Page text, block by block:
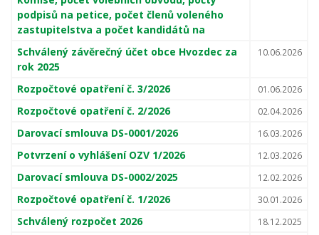
podpisů na petice, počet členů voleného
zastupitelstva a počet kandidátů na
Schválený závěrečný účet obce Hvozdec za
rok 2025
10.06.2026
Rozpočtové opatření č. 3/2026 01.06.2026
Rozpočtové opatření č. 2/2026 02.04.2026
Darovací smlouva DS-0001/2026 16.03.2026
Potvrzení o vyhlášení OZV 1/2026 12.03.2026
Darovací smlouva DS-0002/2025 12.02.2026
Rozpočtové opatření č. 1/2026 30.01.2026
Schválený rozpočet 2026 18.12.2025